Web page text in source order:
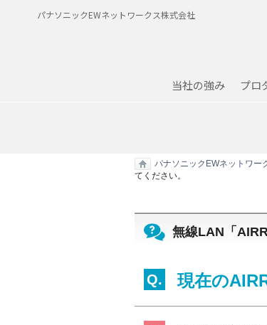
パナソニックEWネットワークス株式会社
当社の強み プロ
パナソニックEWネットワー
てください。
無線LAN「
現在の